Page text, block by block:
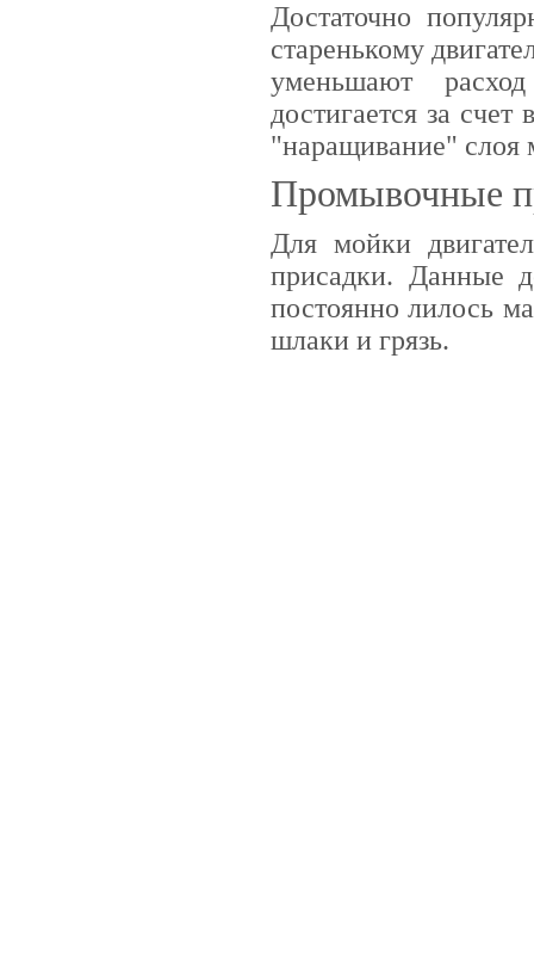
Достаточно
старенькому
уменьшают
достигается за
"наращивание" слоя
Промывочные
Для мойки
присадки. Данные
постоянно лилось
шлаки и грязь.